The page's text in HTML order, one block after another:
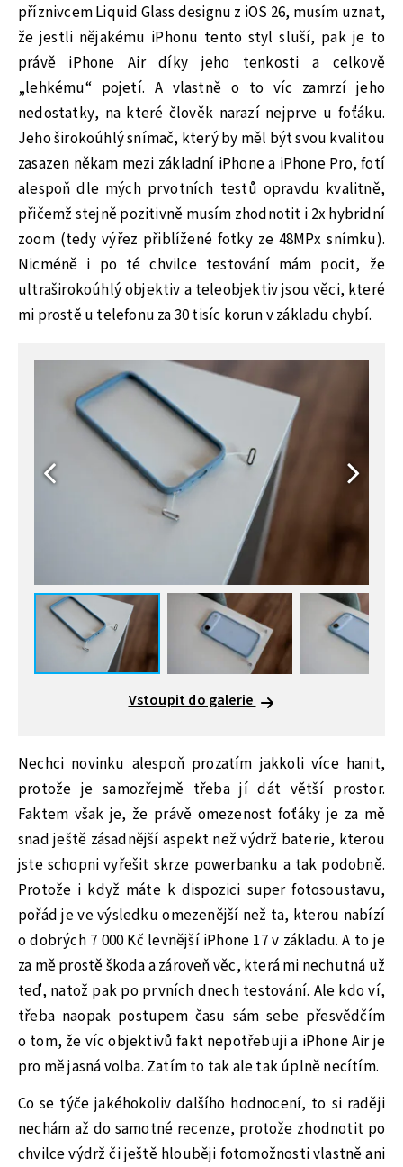
příznivcem Liquid Glass designu z iOS 26, musím uznat,
že jestli nějakému iPhonu tento styl sluší, pak je to
právě iPhone Air díky jeho tenkosti a celkově
„lehkému“ pojetí. A vlastně o to víc zamrzí jeho
nedostatky, na které člověk narazí nejprve u foťáku.
Jeho širokoúhlý snímač, který by měl být svou kvalitou
zasazen někam mezi základní iPhone a iPhone Pro, fotí
alespoň dle mých prvotních testů opravdu kvalitně,
přičemž stejně pozitivně musím zhodnotit i 2x hybridní
zoom (tedy výřez přiblížené fotky ze 48MPx snímku).
Nicméně i po té chvilce testování mám pocit, že
ultraširokoúhlý objektiv a teleobjektiv jsou věci, které
mi prostě u telefonu za 30 tisíc korun v základu chybí.
Vstoupit do galerie
Nechci novinku alespoň prozatím jakkoli více hanit,
protože je samozřejmě třeba jí dát větší prostor.
Faktem však je, že právě omezenost foťáky je za mě
snad ještě zásadnější aspekt než výdrž baterie, kterou
jste schopni vyřešit skrze powerbanku a tak podobně.
Protože i když máte k dispozici super fotosoustavu,
pořád je ve výsledku omezenější než ta, kterou nabízí
o dobrých 7 000 Kč levnější iPhone 17 v základu. A to je
za mě prostě škoda a zároveň věc, která mi nechutná už
teď, natož pak po prvních dnech testování. Ale kdo ví,
třeba naopak postupem času sám sebe přesvědčím
o tom, že víc objektivů fakt nepotřebuji a iPhone Air je
pro mě jasná volba. Zatím to tak ale tak úplně necítím.
Co se týče jakéhokoliv dalšího hodnocení, to si raději
nechám až do samotné recenze, protože zhodnotit po
chvilce výdrž či ještě hlouběji fotomožnosti vlastně ani